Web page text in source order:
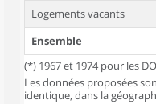
Logements vacants
Ensemble
(*) 1967 et 1974 pour les
Les données proposées
identique, dans la